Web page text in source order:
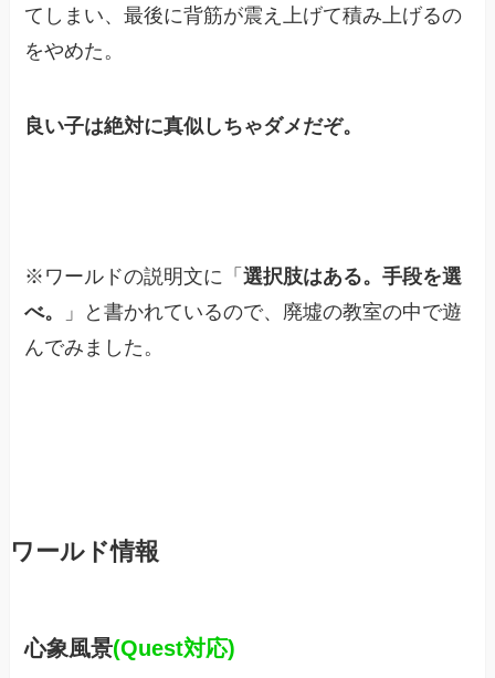
てしまい、最後に背筋が震え上げて積み上げるの
をやめた。
良い子は絶対に真似しちゃダメだぞ。
※ワールドの説明文に「選択肢はある。手段を選
べ。
」と書かれているので、廃墟の教室の中で遊
んでみました。
ワールド情報
心象風景(Quest対応)